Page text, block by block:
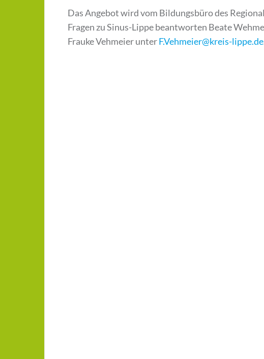
Das Angebot wird vom Bildungsbüro des
Fragen zu Sinus-Lippe beantworten Beate
Frauke Vehmeier unterF.Vehmeier@kreis-lippe.de